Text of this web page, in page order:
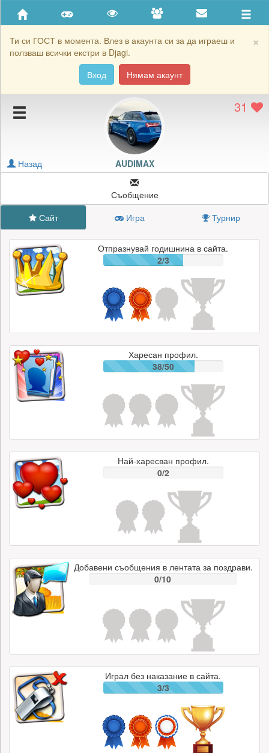
×
Ти си ГОСТ в момента. Влез в акаунта си за да играеш и
ползваш всички екстри в Djagi.
Вход
Нямам акаунт
Приятели
Хронология на игри
Подаръците на AUDIMAX
Картичките на AUDIMAX
Блокирай AUDIMAX
31
AUDIMAX
Назад
Съобщение
Сайт
Игра Турнир
Отпразнувай годишнина в сайта.
2/3
Харесан профил.
38/50
Най-харесван профил.
0/2
Добавени съобщения в лентата за поздрави.
0/10
Играл без наказание в сайта.
3/3